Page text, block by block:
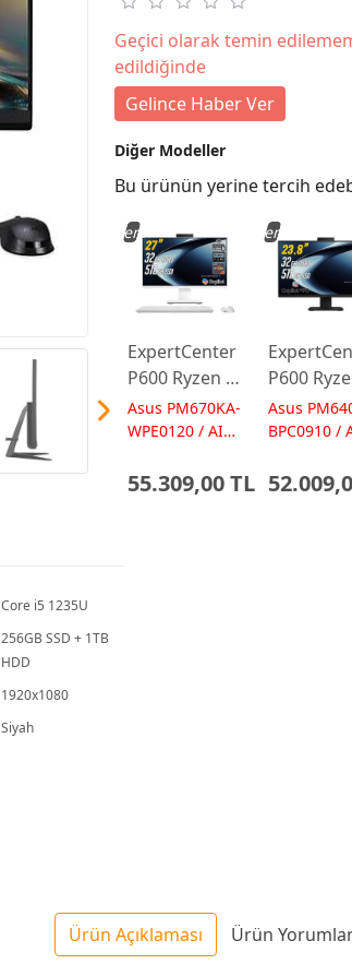
Geçici olarak temin
edildiğinde
Gelince Haber Ver
Diğer Modeller
Bu ürünün yerine tercih
ExpertCenter
P600 Ryzen AI
7-350 32GB
512GB 27
Beyaz AI-
Asus PM670KA-
WPE0120 / AI
55.309,00 TL
Yeni
P600
7-350
512GB
Siyah AI-
Asus
BPC0910 /
Yeni
Core i5 1235U
256GB SSD + 1TB
HDD
1920x1080
Siyah
Ürün Açıklaması Ürün